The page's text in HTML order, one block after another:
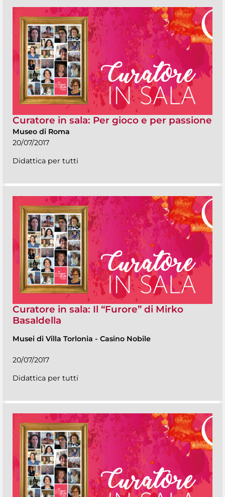
Curatore in sala: Per gioco e per passione
Museo di Roma
20/07/2017
Didattica per tutti
Curatore in sala: Il “Furore” di Mirko
Basaldella
Musei di Villa Torlonia - Casino Nobile
20/07/2017
Didattica per tutti